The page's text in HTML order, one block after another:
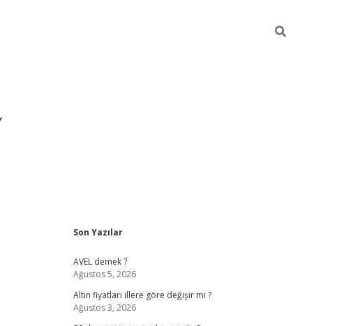
Sidebar
Son Yazılar
AVEL demek ?
Ağustos 5, 2026
Altın fiyatları illere göre değişir mi ?
Ağustos 3, 2026